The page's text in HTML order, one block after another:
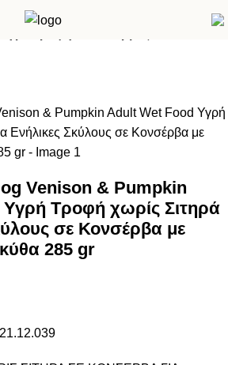
Venison & Pumpkin
Τροφή χωρίς Σιτηρά
σε Κονσέρβα με
285 gr
21.12.039